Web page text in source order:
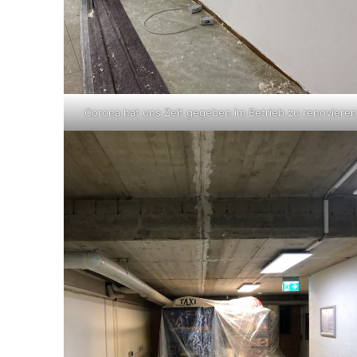
Corona hat uns Zeit gegeben im Betrieb zu renovieren